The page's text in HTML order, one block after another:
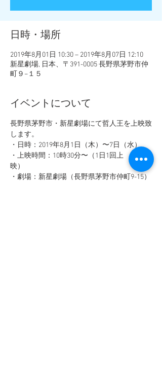
日時・場所
2019年8月01日 10:30 – 2019年8月07日 12:10
新星劇場, 日本、〒391-0005 長野県茅野市仲
町９−１５
イベントについて
長野県茅野市・新星劇場にて哲人王を上映致
します。
・日時：2019年8月1日（木）〜7日（水）
・上映時間：10時30分〜（1日1回上
映）
・劇場：新星劇場（長野県茅野市仲町9-15）